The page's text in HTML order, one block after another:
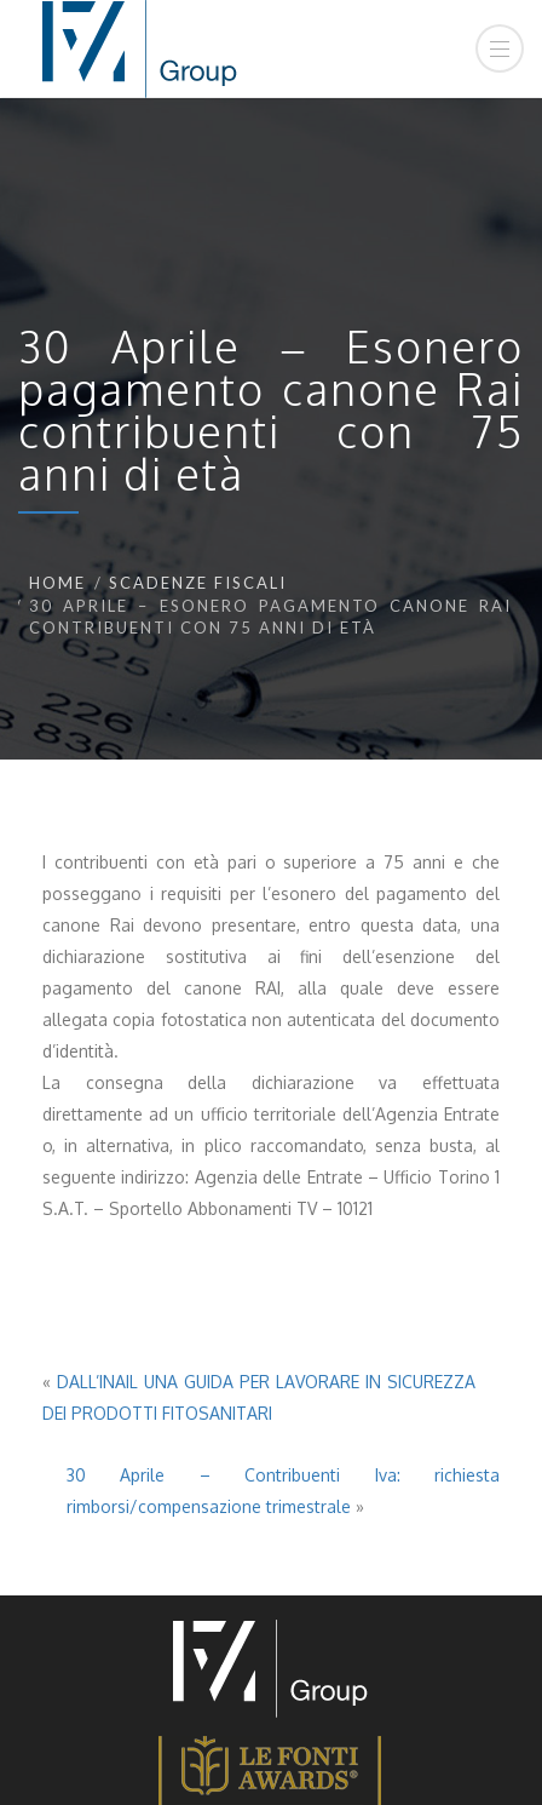
30 Aprile – Esonero
pagamento canone Rai
contribuenti con 75
anni di età
HOME
SCADENZE FISCALI
30 APRILE – ESONERO PAGAMENTO CANONE RAI
CONTRIBUENTI CON 75 ANNI DI ETÀ
I contribuenti con età pari o superiore a 75 anni e che
posseggano i requisiti per l’esonero del pagamento del
canone Rai devono presentare, entro questa data, una
dichiarazione sostitutiva ai fini dell’esenzione del
pagamento del canone RAI, alla quale deve essere
allegata copia fotostatica non autenticata del documento
d’identità.
La consegna della dichiarazione va effettuata
direttamente ad un ufficio territoriale dell’Agenzia Entrate
o, in alternativa, in plico raccomandato, senza busta, al
seguente indirizzo: Agenzia delle Entrate – Ufficio Torino 1
S.A.T. – Sportello Abbonamenti TV – 10121
« DALL’INAIL UNA GUIDA PER LAVORARE IN SICUREZZA
DEI PRODOTTI FITOSANITARI
30 Aprile – Contribuenti Iva: richiesta
rimborsi/compensazione trimestrale »